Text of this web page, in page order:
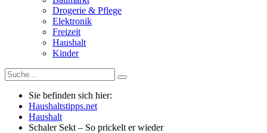
Drogerie & Pflege
Elektronik
Freizeit
Haushalt
Kinder
Sie befinden sich hier:
Haushaltstipps.net
Haushalt
Schaler Sekt – So prickelt er wieder